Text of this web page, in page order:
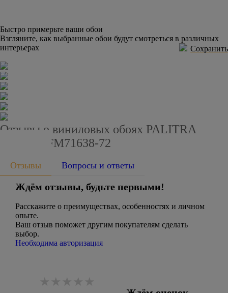
Быстро примерьте ваши обои
Взгляните, как выбранные обои будут смотреться в различных
интерьерах
Сохранить
Отзывы о виниловых обоях PALITRA
FAMILY FM71638-72
Отзывы Вопросы и ответы
Ждём отзывы, будьте первыми!
Расскажите о преимуществах, особенностях и личном
опыте.
Ваш отзыв поможет другим покупателям сделать
выбор.
Необходима авторизация